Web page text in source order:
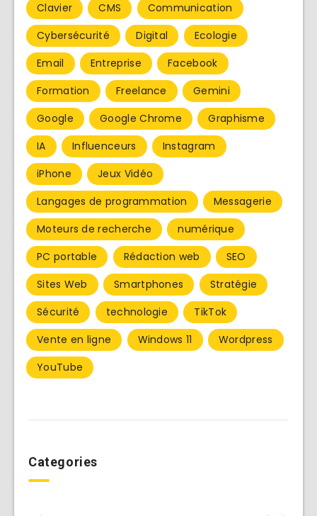
Clavier
CMS
Communication
Cybersécurité
Digital
Ecologie
Email
Entreprise
Facebook
Formation
Freelance
Gemini
Google
Google Chrome
Graphisme
IA
Influenceurs
Instagram
iPhone
Jeux Vidéo
Langages de programmation
Messagerie
Moteurs de recherche
numérique
PC portable
Rédaction web
SEO
Sites Web
Smartphones
Stratégie
Sécurité
technologie
TikTok
Vente en ligne
Windows 11
Wordpress
YouTube
Categories